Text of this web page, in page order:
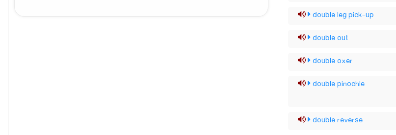
double leg pick-up
double out
double oxer
double pinochle
double reverse